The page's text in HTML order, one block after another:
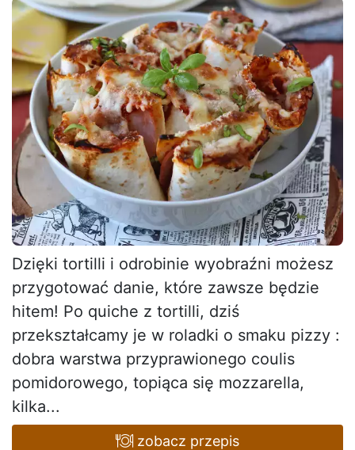
Dzięki tortilli i odrobinie wyobraźni możesz
przygotować danie, które zawsze będzie
hitem! Po quiche z tortilli, dziś
przekształcamy je w roladki o smaku pizzy :
dobra warstwa przyprawionego coulis
pomidorowego, topiąca się mozzarella,
kilka...
zobacz przepis